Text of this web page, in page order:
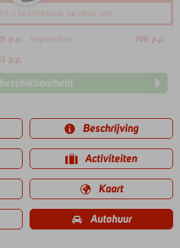
beschikbaar op deze site
p.p. September 769 p.p.
p.p.
Beschrijving
Activiteiten
Kaart
Autohuur